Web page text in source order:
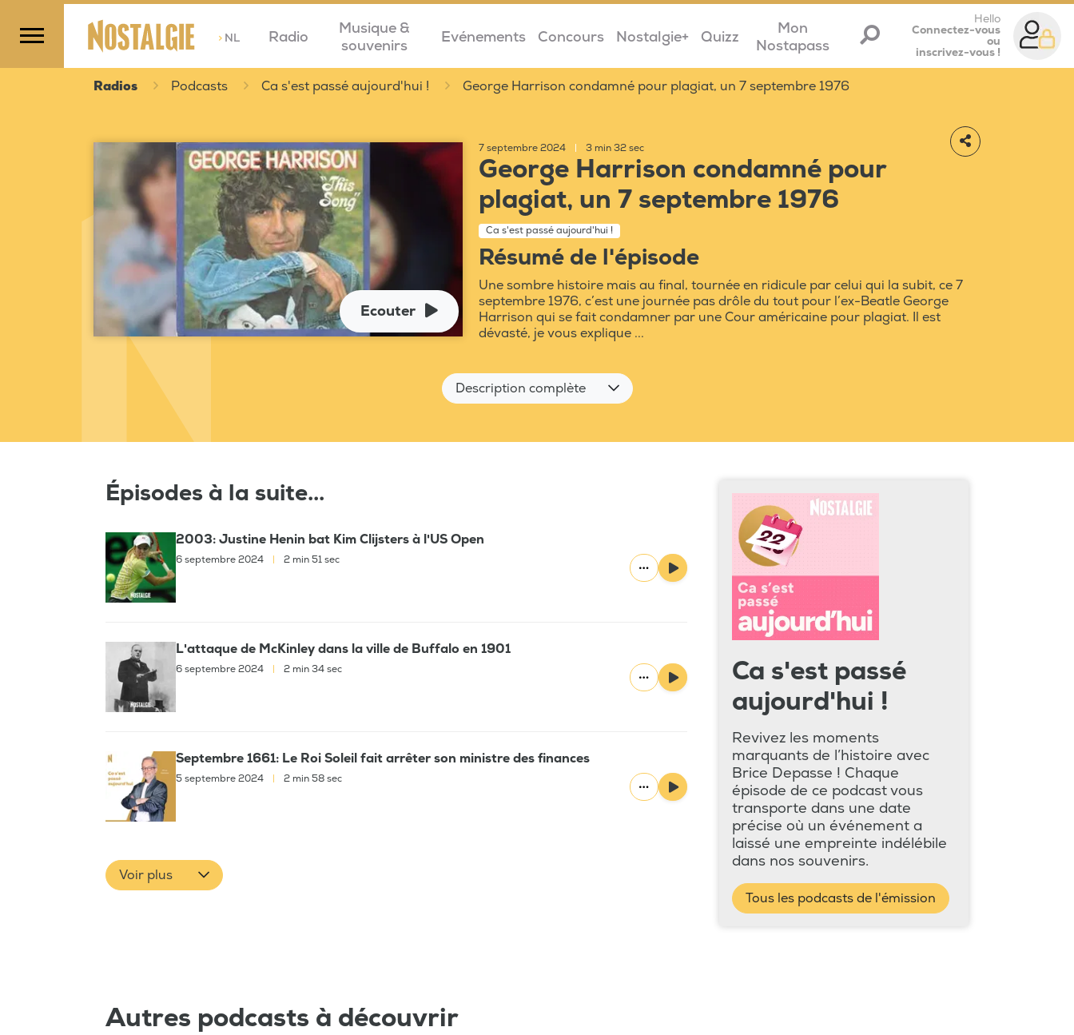
>NL Radio
Musique &
souvenirs
Evénements Concours Nostalgie+ Quizz
Mon
Nostapass
Hello
Connectez-vous
ou
inscrivez-vous !
Radios Podcasts Ca s'est passé aujourd'hui ! George Harrison condamné pour plagiat, un 7 septembre 1976
Ecouter
7 septembre 2024 3 min 32 sec
George Harrison condamné pour
plagiat, un 7 septembre 1976
Ca s'est passé aujourd'hui !
Résumé de l'épisode
Une sombre histoire mais au final, tournée en ridicule par celui qui la subit, ce 7
septembre 1976, c’est une journée pas drôle du tout pour l’ex-Beatle George
Harrison qui se fait condamner par une Cour américaine pour plagiat. Il est
dévasté, je vous explique ...
Description complète
Épisodes à la suite...
2003: Justine Henin bat Kim Clijsters à l'US Open
6 septembre 2024 2 min 51 sec
L'attaque de McKinley dans la ville de Buffalo en 1901
6 septembre 2024 2 min 34 sec
Septembre 1661: Le Roi Soleil fait arrêter son ministre des finances
5 septembre 2024 2 min 58 sec
Voir plus
Ca s'est passé
aujourd'hui !
Revivez les moments
marquants de l’histoire avec
Brice Depasse ! Chaque
épisode de ce podcast vous
transporte dans une date
précise où un événement a
laissé une empreinte indélébile
dans nos souvenirs.
Tous les podcasts de l'émission
Autres podcasts à découvrir